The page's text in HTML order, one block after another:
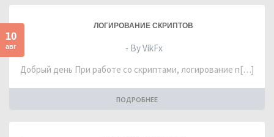
10
авг
ЛОГИРОВАНИЕ СКРИПТОВ
- By VikFx
Добрый день При работе со скриптами, логирование п[…]
ПОДРОБНЕЕ